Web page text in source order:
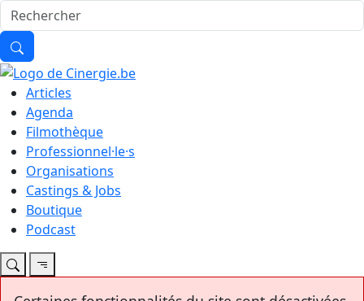
Articles
Agenda
Filmothèque
Professionnel·le·s
Organisations
Castings & Jobs
Boutique
Podcast